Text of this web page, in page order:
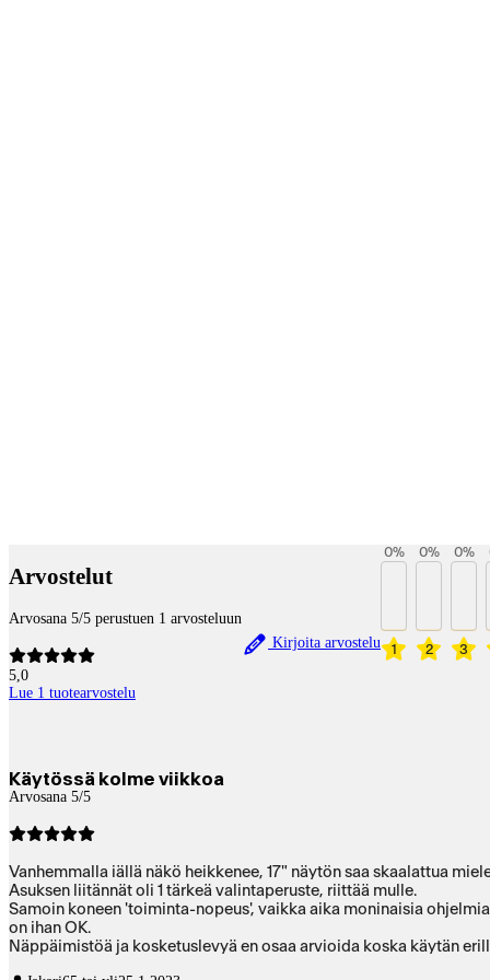
Arvostelut
Arvosana 5/5 perustuen 1 arvosteluun
5,0
Lue 1 tuotearvostelu
Kirjoita arvostelu 1
0%
2
0%
3
0%
Käytössä kolme viikkoa
Arvosana 5/5
Vanhemmalla iällä näkö heikkenee, 17" näytön saa skaalattua
Asuksen liitännät oli 1 tärkeä valintaperuste, riittää mulle.
Samoin koneen 'toiminta-nopeus', vaikka aika moninaisia
on ihan OK.
Näppäimistöä ja kosketuslevyä en osaa arvioida koska käytän